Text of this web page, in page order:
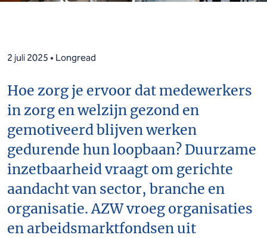
2 juli 2025 • Longread
Hoe zorg je ervoor dat medewerkers
in zorg en welzijn gezond en
gemotiveerd blijven werken
gedurende hun loopbaan? Duurzame
inzetbaarheid vraagt om gerichte
aandacht van sector, branche en
organisatie. AZW vroeg organisaties
en arbeidsmarktfondsen uit